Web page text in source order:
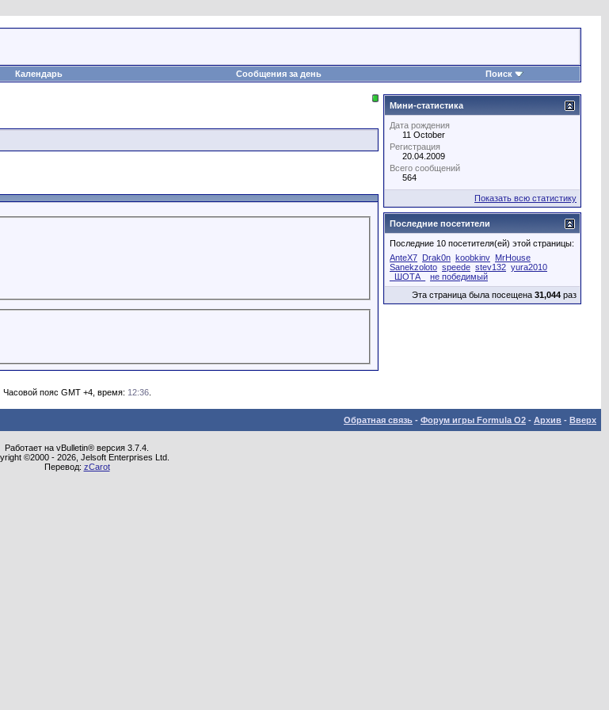
Календарь Сообщения за день Поиск
Мини-статистика
Дата рождения
11 October
Регистрация
20.04.2009
Всего сообщений
564
Показать всю статистику
Последние посетители
Последние 10 посетителя(ей) этой страницы:
AnteX7 Drak0n koobkinv MrHouse
Sanekzoloto speede stev132 yura2010
_ШОТА_
не победимый
Эта страница была посещена 31,044 раз
Часовой пояс GMT +4, время: 12:36.
Обратная связь - Форум игры Formula O2 - Архив - Вверх
Работает на vBulletin® версия 3.7.4.
©2000 - 2026, Jelsoft Enterprises Ltd.
Перевод: zCarot